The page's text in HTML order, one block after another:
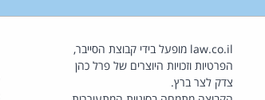
law.co.il מופעל בידי קבוצת הסייבר,
הפרטיות וזכויות היוצרים של פרל כהן
צדק לצר ברץ.